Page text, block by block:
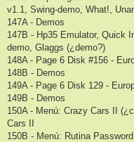
v1.1, Swing-demo, What!,
147A - Demos
147B - Hp35 Emulator, Quick
demo, Glaggs (¿demo?)
148A - Page 6 Disk #156 -
148B - Demos
149A - Page 6 Disk 129 -
149B - Demos
150A - Menú: Crazy Cars II
Cars II
150B - Menú: Rutina